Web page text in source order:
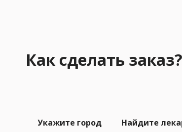
Как сделать заказ?
Укажите город Найдите